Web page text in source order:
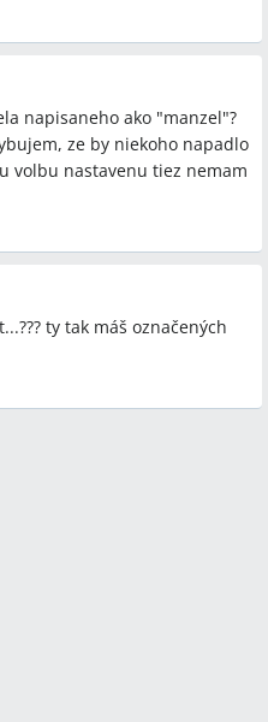
Ines Kardošová, Vysočina,
Španielsko
napisaneho ako "manzel"?
ze by niekoho napadlo
volbu nastavenu tiez nemam
ty tak máš označených